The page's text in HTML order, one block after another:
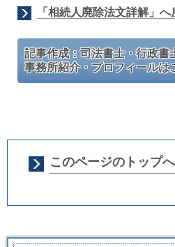
「相続人廃除法文詳解」へ
記事作成：司法書士・行政書
事務所紹介・プロフィールは
このページのトップ